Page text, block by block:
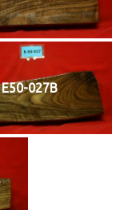
E50-027B